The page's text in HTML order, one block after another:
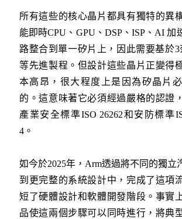
所有這些的核心晶片都具有獨特的異
能即時CPU、GPU、DSP、ISP、AI 加
路整合到單一矽片上，因此需要基於3
等先進製程。但設計這些晶片正變得
本高昂，很大程度上是因為矽晶片
的。這意味著它必須經過嚴格的認證
產業安全標準ISO 26262和安防標準
4。
如今於2025年，Arm透過將不同的獨立
到更完整的系統設計中，完成了這項
短了硬體設計和軟體開發階段。事實
品使這兩個步驟可以同時進行，將典